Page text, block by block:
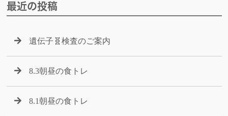
最近の投稿
遺伝子🧬検査のご案内
8.3朝昼の食トレ
8.1朝昼の食トレ